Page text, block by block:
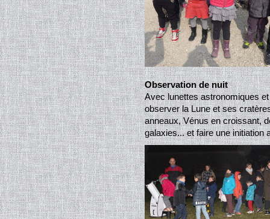
Observation de nuit
Avec lunettes astronomiques
observer la Lune et ses
anneaux, Vénus en croissant,
galaxies... et faire une initiation